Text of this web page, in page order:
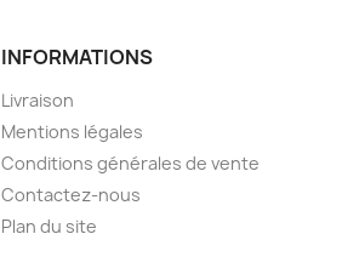
INFORMATIONS
Livraison
Mentions légales
Conditions générales de vente
Contactez-nous
Plan du site